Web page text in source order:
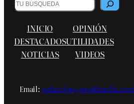
INICIO
DESTACADOS
NOTICIAS
OPINIÓN
UTILIDADES
VIDEOS
Email:redaccion@profelandia.com